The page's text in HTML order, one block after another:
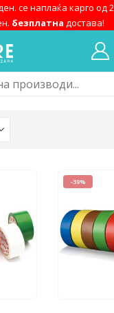
се наплаќа карго од
безплатна достава!
-39%